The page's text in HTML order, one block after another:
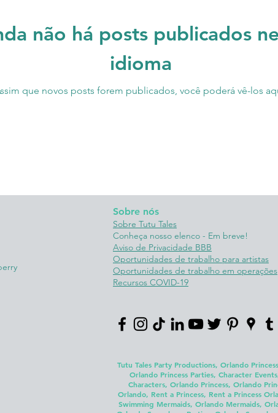
não há posts publicados
idioma
que novos posts forem publicados, você poderá vê-los
Sobre nós
Sobre Tutu Tales
Conheça nosso elenco - Em breve!
Aviso de Privacidade BBB
Oportunidades de trabalho para artistas
Oportunidades de trabalho em operações
Recursos COVID-19
Tutu Tales Party Productions, Orlando
Orlando Princess Parties, Character
Characters, Orlando Princess, Orlando
Orlando, Rent a Princess, Rent a Princess
Swimming Mermaids, Orlando Mermaids,